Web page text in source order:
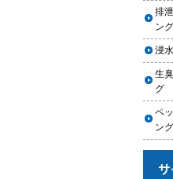
【
ーフ
容・
車の
グと
車
排
ング
浸
生
グ
ペ
ング